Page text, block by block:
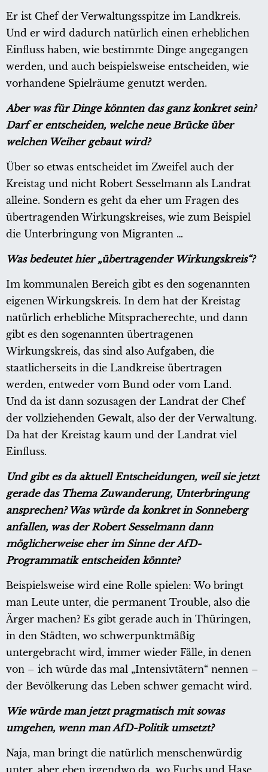
Er ist Chef der Verwaltungsspitze im Landkreis.
Und er wird dadurch natürlich einen erheblichen
Einfluss haben, wie bestimmte Dinge angegangen
werden, und auch beispielsweise entscheiden, wie
vorhandene Spielräume genutzt werden.
Aber was für Dinge könnten das ganz konkret sein?
Darf er entscheiden, welche neue Brücke über
welchen Weiher gebaut wird?
Über so etwas entscheidet im Zweifel auch der
Kreistag und nicht Robert Sesselmann als Landrat
alleine. Sondern es geht da eher um Fragen des
übertragenden Wirkungskreises, wie zum Beispiel
die Unterbringung von Migranten …
Was bedeutet hier „übertragender Wirkungskreis“?
Im kommunalen Bereich gibt es den sogenannten
eigenen Wirkungskreis. In dem hat der Kreistag
natürlich erhebliche Mitspracherechte, und dann
gibt es den sogenannten übertragenen
Wirkungskreis, das sind also Aufgaben, die
staatlicherseits in die Landkreise übertragen
werden, entweder vom Bund oder vom Land.
Und da ist dann sozusagen der Landrat der Chef
der vollziehenden Gewalt, also der der Verwaltung.
Da hat der Kreistag kaum und der Landrat viel
Einfluss.
Und gibt es da aktuell Entscheidungen, weil sie jetzt
gerade das Thema Zuwanderung, Unterbringung
ansprechen? Was würde da konkret in Sonneberg
anfallen, was der Robert Sesselmann dann
möglicherweise eher im Sinne der AfD-
Programmatik entscheiden könnte?
Beispielsweise wird eine Rolle spielen: Wo bringt
man Leute unter, die permanent Trouble, also die
Ärger machen? Es gibt gerade auch in Thüringen,
in den Städten, wo schwerpunktmäßig
untergebracht wird, immer wieder Fälle, in denen
von – ich würde das mal „Intensivtätern“ nennen –
der Bevölkerung das Leben schwer gemacht wird.
Wie würde man jetzt pragmatisch mit sowas
umgehen, wenn man AfD-Politik umsetzt?
Naja, man bringt die natürlich menschenwürdig